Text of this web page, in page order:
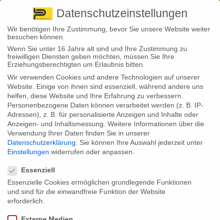
+ 49 3501 528571 |
Back to News
28
Apr.
Stephan Fröhlich
Die Mehrheit der Deutschen kennt die Standardleistungen einer
Privathaftpflichtversicherung nicht. Das brachte jüngst eine Studie
zu Tage. Dabei ist es durchaus empfehlenswert sich damit zu
nicht. Denn zwischen den Anbietern gibt es Unterschiede – und im
Zweifel drohen Absicherungslücken.
Die Privathaftpflichtversicherung zählt in Deutschland zu den
verbreitetsten Versicherungssparten. Mehr als 45 Millionen Verträge
ihrem Bestand. Und das ist auch gut so, denn die Privathaftpflicht zählt
Datenschutzeinstellungen
Wir benötigen Ihre Zustimmung, bevor Sie unsere Website weiter
besuchen können.
Wenn Sie unter 16 Jahre alt sind und Ihre Zustimmung zu
freiwilligen Diensten geben möchten, müssen Sie Ihre
Erziehungsberechtigten um Erlaubnis bitten.
Wir verwenden Cookies und andere Technologien auf unserer
Website. Einige von ihnen sind essenziell, während andere uns
helfen, diese Website und Ihre Erfahrung zu verbessern.
Personenbezogene Daten können verarbeitet werden (z. B. IP-
Adressen), z. B. für personalisierte Anzeigen und Inhalte oder
Anzeigen- und Inhaltsmessung. Weitere Informationen über die
Verwendung Ihrer Daten finden Sie in unserer
Datenschutzerklärung
Sie können Ihre Auswahl jederzeit unter
Einstellungen widerrufen oder anpassen.
Essenziell
Essenzielle Cookies ermöglichen grundlegende Funktionen
und sind für die einwandfreie Funktion der Website
erforderlich.